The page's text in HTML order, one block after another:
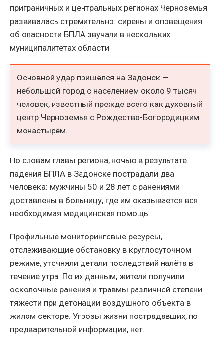
приграничных и центральных регионах Черноземья
развивалась стремительно: сирены и оповещения
об опасности БПЛА звучали в нескольких
муниципалитетах области.
Основной удар пришёлся на Задонск —
небольшой город с населением около 9 тысяч
человек, известный прежде всего как духовный
центр Черноземья с Рождество-Богородицким
монастырём.
По словам главы региона, ночью в результате
падения БПЛА в Задонске пострадали два
человека: мужчины 50 и 28 лет с ранениями
доставлены в больницу, где им оказывается вся
необходимая медицинская помощь.
Профильные мониторинговые ресурсы,
отслеживающие обстановку в круглосуточном
режиме, уточняли детали последствий налёта в
течение утра. По их данным, жители получили
осколочные ранения и травмы различной степени
тяжести при детонации воздушного объекта в
жилом секторе. Угрозы жизни пострадавших, по
предварительной информации, нет.